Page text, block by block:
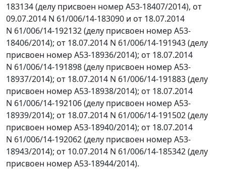
183134 (делу присвоен номер А53-18407/2014), от
09.07.2014 N 61/006/14-183090 и от 18.07.2014
N 61/006/14-192132 (делу присвоен номер А53-
18406/2014); от 18.07.2014 N 61/006/14-191943 (делу
присвоен номер А53-18936/2014); от 18.07.2014
N 61/006/14-191898 (делу присвоен номер А53-
18937/2014); от 18.07.2014 N 61/006/14-191883 (делу
присвоен номер А53-18938/2014); от 18.07.2014
N 61/006/14-192106 (делу присвоен номер А53-
18939/2014); от 18.07.2014 N 61/006/14-191502 (делу
присвоен номер А53-18940/2014); от 18.07.2014
N 61/006/14-192062 (делу присвоен номер А53-
18943/2014); от 10.07.2014 N 61/006/14-185342 (делу
присвоен номер А53-18944/2014).